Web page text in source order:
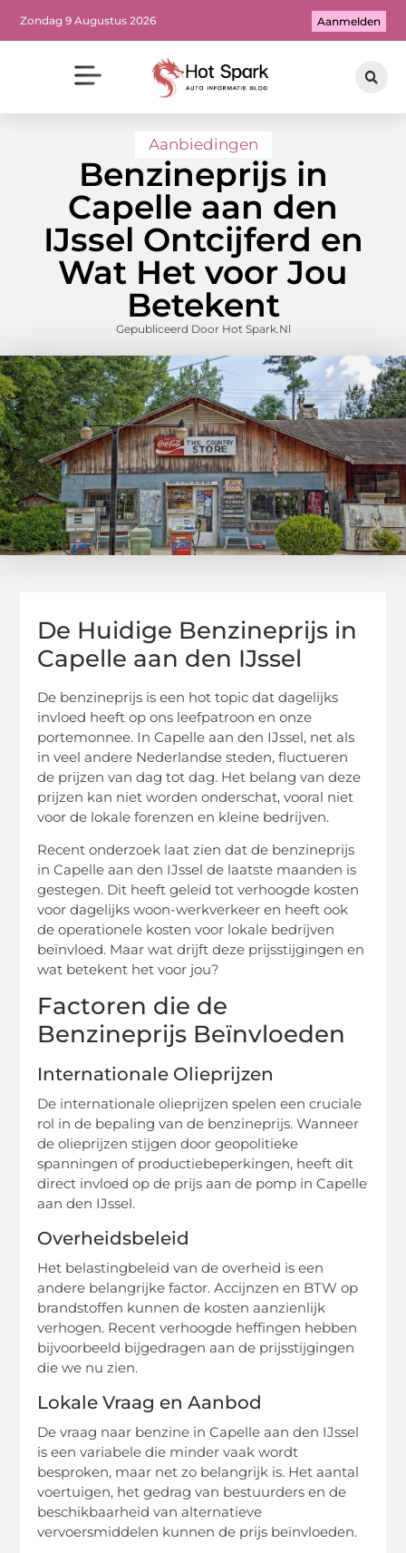
Zondag 9 Augustus 2026 Aanmelden
Aanbiedingen
Benzineprijs in
Capelle aan den
IJssel Ontcijferd en
Wat Het voor Jou
Betekent
Gepubliceerd Door Hot Spark.nl
De Huidige Benzineprijs in
Capelle aan den IJssel
De benzineprijs is een hot topic dat dagelijks
invloed heeft op ons leefpatroon en onze
portemonnee. In Capelle aan den IJssel, net als
in veel andere Nederlandse steden, fluctueren
de prijzen van dag tot dag. Het belang van deze
prijzen kan niet worden onderschat, vooral niet
voor de lokale forenzen en kleine bedrijven.
Recent onderzoek laat zien dat de benzineprijs
in Capelle aan den IJssel de laatste maanden is
gestegen. Dit heeft geleid tot verhoogde kosten
voor dagelijks woon-werkverkeer en heeft ook
de operationele kosten voor lokale bedrijven
beïnvloed. Maar wat drijft deze prijsstijgingen en
wat betekent het voor jou?
Factoren die de
Benzineprijs Beïnvloeden
Internationale Olieprijzen
De internationale olieprijzen spelen een cruciale
rol in de bepaling van de benzineprijs. Wanneer
de olieprijzen stijgen door geopolitieke
spanningen of productiebeperkingen, heeft dit
direct invloed op de prijs aan de pomp in Capelle
aan den IJssel.
Overheidsbeleid
Het belastingbeleid van de overheid is een
andere belangrijke factor. Accijnzen en BTW op
brandstoffen kunnen de kosten aanzienlijk
verhogen. Recent verhoogde heffingen hebben
bijvoorbeeld bijgedragen aan de prijsstijgingen
die we nu zien.
Lokale Vraag en Aanbod
De vraag naar benzine in Capelle aan den IJssel
is een variabele die minder vaak wordt
besproken, maar net zo belangrijk is. Het aantal
voertuigen, het gedrag van bestuurders en de
beschikbaarheid van alternatieve
vervoersmiddelen kunnen de prijs beïnvloeden.